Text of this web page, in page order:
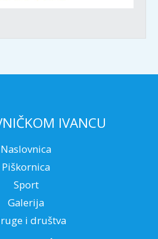
IVANCU
Naslovnica
Piškornica
Sport
Galerija
i društva